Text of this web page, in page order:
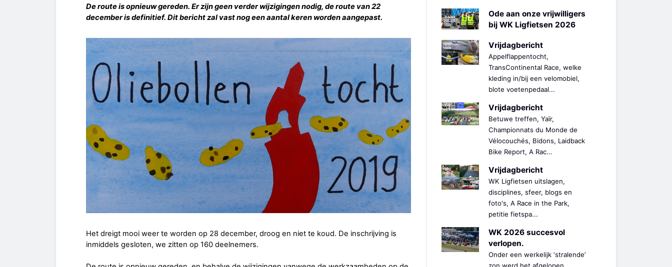
Oliebollentocht Forum ligfietsers.nl 🡺
De route is opnieuw gereden. Er zijn geen verder wijzigingen nodig, de route van 22
december is definitief. Dit bericht zal vast nog een aantal keren worden aangepast.
Het dreigt mooi weer te worden op 28 december, droog en niet te koud. De inschrijving is
inmiddels gesloten, we zitten op 160 deelnemers.
Ode aan onze vrijwilligers
bij WK Ligfietsen 2026
Vrijdagbericht
Appelflappentocht,
TransContinental Race, welke
kleding in/bij een velomobiel,
blote voetenpedaal...
Vrijdagbericht
Betuwe treffen, Yaïr,
Championnats du Monde de
Vélocouchés, Bidons, Laidback
Bike Report, A Rac...
Vrijdagbericht
WK Ligfietsen uitslagen,
disciplines, sfeer, blogs en
foto's, A Race in the Park,
petitie fietspa...
WK 2026 succesvol
verlopen.
Onder een werkelijk ‘stralende’
zon werd het afgelopen